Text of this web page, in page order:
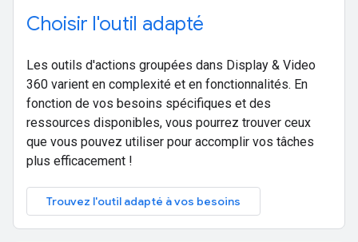
Choisir l'outil adapté
Les outils d'actions groupées dans Display & Video
360 varient en complexité et en fonctionnalités. En
fonction de vos besoins spécifiques et des
ressources disponibles, vous pourrez trouver ceux
que vous pouvez utiliser pour accomplir vos tâches
plus efficacement !
Trouvez l'outil adapté à vos besoins